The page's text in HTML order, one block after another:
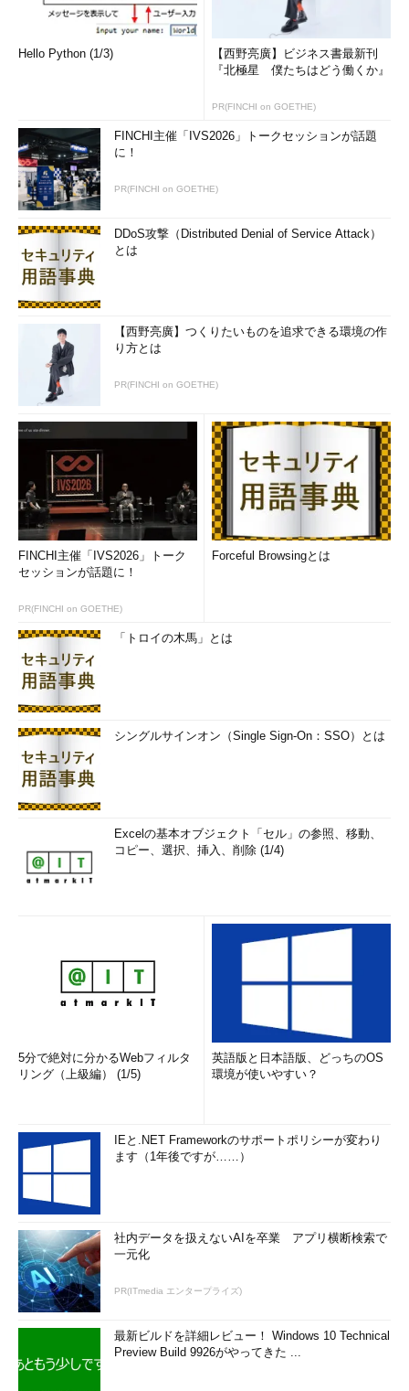
Hello Python (1/3)
【西野亮廣】ビジネス書最新刊
『北極星 僕たちはどう働くか』
PR(FINCHI on GOETHE)
FINCHI主催「IVS2026」トークセッションが話題
に！
PR(FINCHI on GOETHE)
DDoS攻撃（Distributed Denial of Service Attack）
とは
【西野亮廣】つくりたいものを追求できる環境の作
り方とは
PR(FINCHI on GOETHE)
FINCHI主催「IVS2026」トーク
セッションが話題に！
PR(FINCHI on GOETHE)
Forceful Browsingとは
「トロイの木馬」とは
シングルサインオン（Single Sign-On：SSO）とは
Excelの基本オブジェクト「セル」の参照、移動、
コピー、選択、挿入、削除 (1/4)
5分で絶対に分かるWebフィルタ
リング（上級編） (1/5)
英語版と日本語版、どっちのOS
環境が使いやすい？
IEと.NET Frameworkのサポートポリシーが変わり
ます（1年後ですが……）
社内データを扱えないAIを卒業 アプリ横断検索で
一元化
PR(ITmedia エンタープライズ)
最新ビルドを詳細レビュー！ Windows 10 Technical
Preview Build 9926がやってきた ...